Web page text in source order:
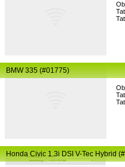
BMW 335 (#01775)
Honda Civic 1.3i DSI V-Tec Hybrid